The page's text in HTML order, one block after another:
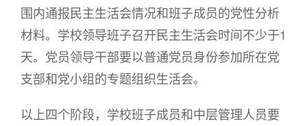
围内通报民主生活会情况和班子成员的党性分析
材料。学校领导班子召开民主生活会时间不少于1
天。党员领导干部要以普通党员身份参加所在党
支部和党小组的专题组织生活会。
以上四个阶段，学校班子成员和中层管理人员要